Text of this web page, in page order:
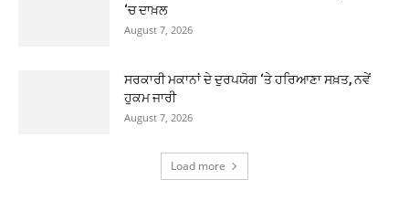
‘ਚ ਦਾਖ਼ਲ
August 7, 2026
ਸਰਕਾਰੀ ਮਕਾਨਾਂ ਦੇ ਦੁਰਪਯੋਗ ‘ਤੇ ਹਰਿਆਣਾ ਸਖ਼ਤ, ਨਵੇਂ
ਹੁਕਮ ਜਾਰੀ
August 7, 2026
Load more